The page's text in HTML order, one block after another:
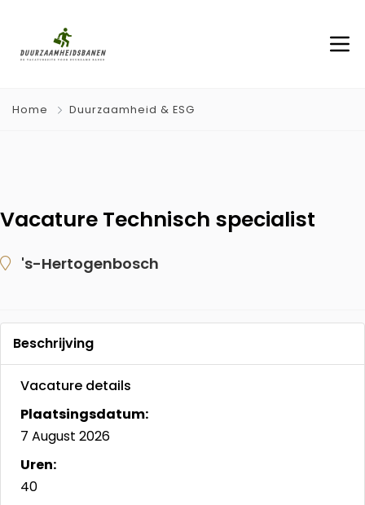
Home Duurzaamheid & ESG
Vacature Technisch specialist
's-Hertogenbosch
Beschrijving
Vacature details
Plaatsingsdatum:
7 August 2026
Uren:
40